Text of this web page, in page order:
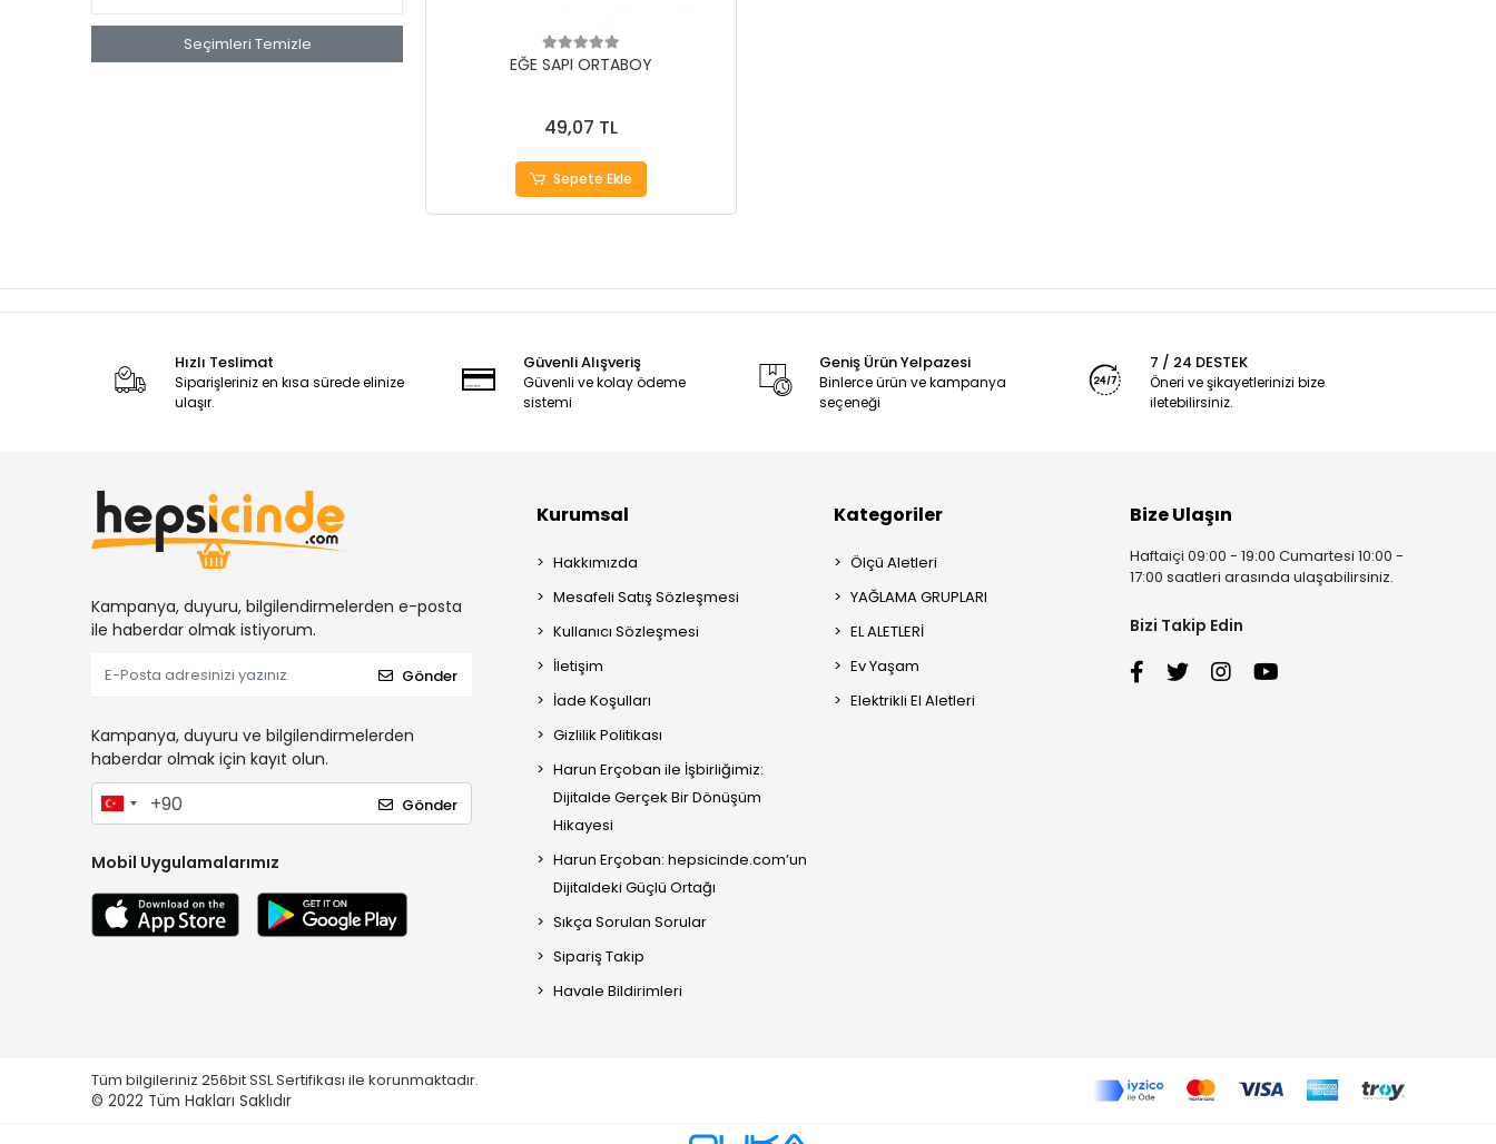
Bakım Onarım Setleri
Seçimleri Temizle
EĞE SAPI ORTABOY
49,07 TL
Sepete Ekle
Hızlı Teslimat
Siparişleriniz en kısa sürede elinize
ulaşır.
Güvenli Alışveriş
Güvenli ve kolay ödeme
sistemi
Geniş Ürün Yelpazesi
Binlerce ürün ve kampanya
seçeneği
7 / 24 DESTEK
Öneri ve şikayetlerinizi bize
iletebilirsiniz.
Kampanya, duyuru, bilgilendirmelerden e-posta
ile haberdar olmak istiyorum.
Gönder
Kampanya, duyuru ve bilgilendirmelerden
haberdar olmak için kayıt olun.
Gönder
Mobil Uygulamalarımız
Kurumsal
Hakkımızda
Mesafeli Satış Sözleşmesi
Kullanıcı Sözleşmesi
İletişim
İade Koşulları
Gizlilik Politikası
Harun Erçoban ile İşbirliğimiz:
Dijitalde Gerçek Bir Dönüşüm
Hikayesi
Harun Erçoban: hepsicinde.com’un
Dijitaldeki Güçlü Ortağı
Sıkça Sorulan Sorular
Sipariş Takip
Havale Bildirimleri
Kategoriler
Ölçü Aletleri
YAĞLAMA GRUPLARI
EL ALETLERİ
Ev Yaşam
Elektrikli El Aletleri
Bize Ulaşın
Haftaiçi 09:00 - 19:00 Cumartesi 10:00 -
17:00 saatleri arasında ulaşabilirsiniz.
Bizi Takip Edin
Tüm bilgileriniz 256bit SSL Sertifikası ile korunmaktadır.
© 2022 Tüm Hakları Saklıdır